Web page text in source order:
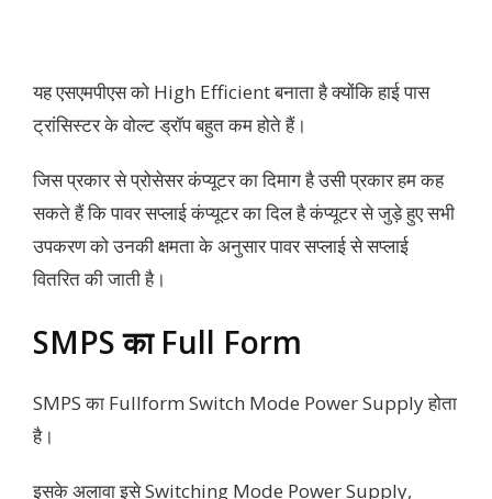
यह एसएमपीएस को High Efficient बनाता है क्योंकि हाई पास
ट्रांसिस्टर के वोल्ट ड्रॉप बहुत कम होते हैं।
जिस प्रकार से प्रोसेसर कंप्यूटर का दिमाग है उसी प्रकार हम कह
सकते हैं कि पावर सप्लाई कंप्यूटर का दिल है कंप्यूटर से जुड़े हुए सभी
उपकरण को उनकी क्षमता के अनुसार पावर सप्लाई से सप्लाई
वितरित की जाती है।
SMPS का Full Form
SMPS का Fullform Switch Mode Power Supply होता
है।
इसके अलावा इसे Switching Mode Power Supply,